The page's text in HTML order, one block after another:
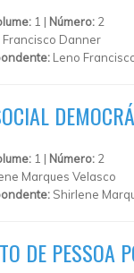
1 | Número: 2
Francisco Danner
Leno
1 | Número: 2
Marques Velasco
Shirlene
DE PESSOA